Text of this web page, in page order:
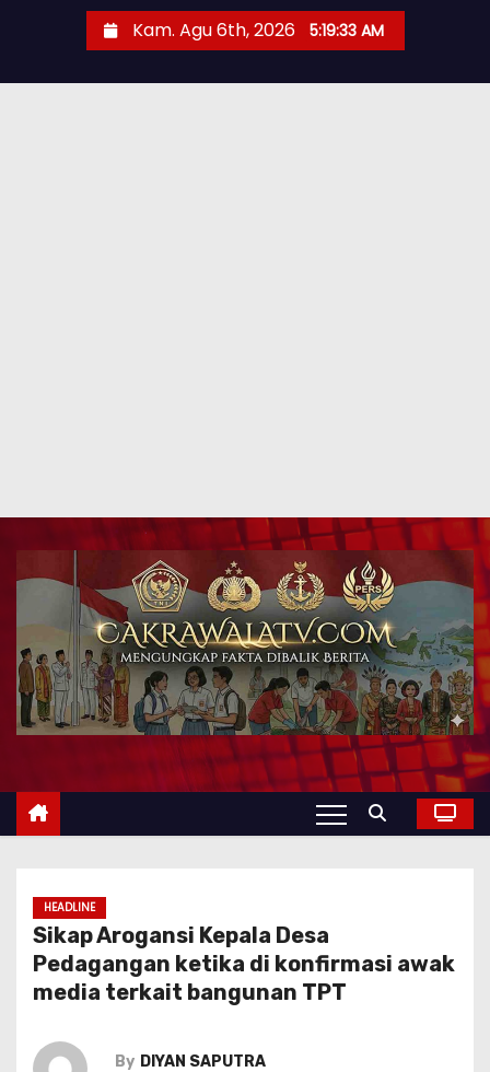
Kam. Agu 6th, 2026 5:19:34 AM
HEADLINE
Sikap Arogansi Kepala Desa
Pedagangan ketika di konfirmasi awak
media terkait bangunan TPT
By DIYAN SAPUTRA